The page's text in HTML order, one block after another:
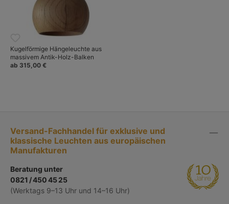
Kugelförmige Hängeleuchte aus
massivem Antik-Holz-Balken
ab 315,00 €
Versand-Fachhandel für exklusive und
klassische Leuchten aus europäischen
Manufakturen
Beratung unter
0821 / 450 45 25
(Werktags 9–13 Uhr und 14–16 Uhr)